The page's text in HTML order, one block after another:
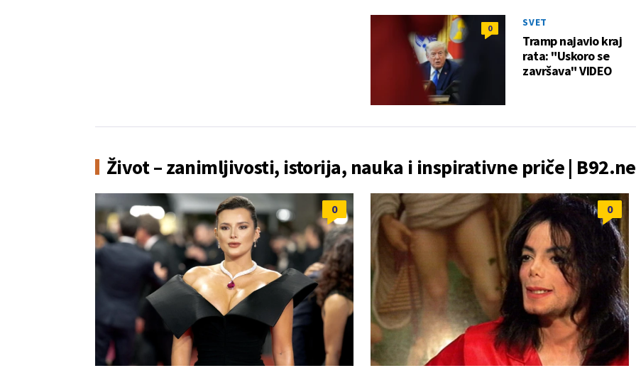
0 SVET
Tramp najavio kraj
rata: "Uskoro se
završava" VIDEO
Život – zanimljivosti, istorija, nauka i inspirativne priče |
0 0